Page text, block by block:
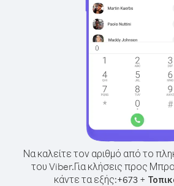
Να καλείτε τον αριθμό από το
του Viber.Για κλήσεις προς
κάντε τα εξής:+673 +